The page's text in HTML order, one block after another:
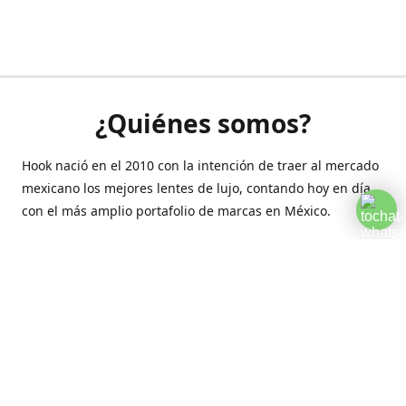
¿Quiénes somos?
Hook nació en el 2010 con la intención de traer al mercado
mexicano los mejores lentes de lujo, contando hoy en día
con el más amplio portafolio de marcas en México.